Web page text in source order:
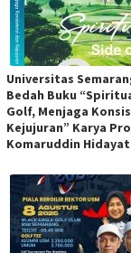
Universitas
Bedah Buku
Golf, Menjaga
Kejujuran” Karya
Komaruddin Hidayat